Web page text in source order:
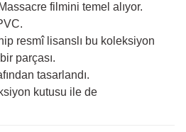
filmini temel alıyor.
resmî lisanslı bu koleksiyon
parçası.
tasarlandı.
kutusu ile de